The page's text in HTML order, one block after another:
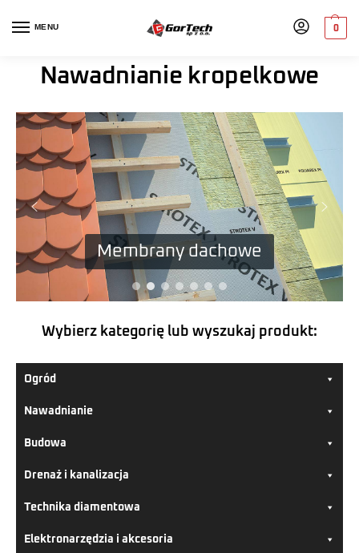
MENU 0
Nawadnianie kropelkowe
Membrany dachowe
Włókniny ogrodnicze
Wybierz kategorię lub wyszukaj produkt:
Ogród
Nawadnianie
Budowa
Drenaż i kanalizacja
Technika diamentowa
Elektronarzędzia i akcesoria